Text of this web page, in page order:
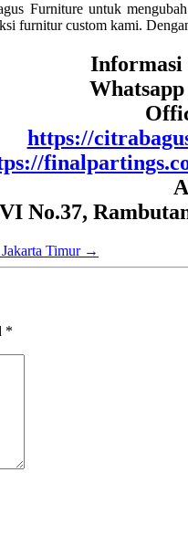
Furniture untuk
furnitur custom kami.
Informasi
Whatsapp
https://
No.37,
Timur →
*